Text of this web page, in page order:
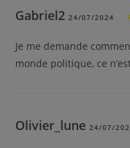
Gabriel224/07/2024
Je me demande
monde politique, ce
Olivier_lune24/07/